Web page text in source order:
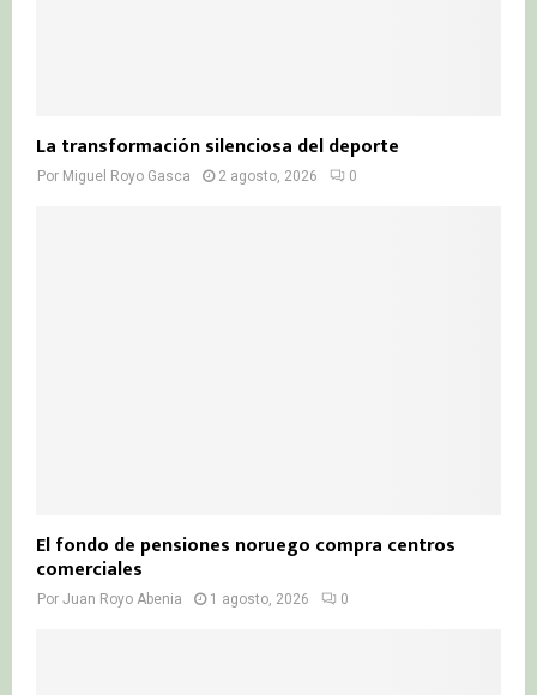
La transformación silenciosa del deporte
Por Miguel Royo Gasca 2 agosto, 2026 0
El fondo de pensiones noruego compra centros
comerciales
Por Juan Royo Abenia 1 agosto, 2026 0